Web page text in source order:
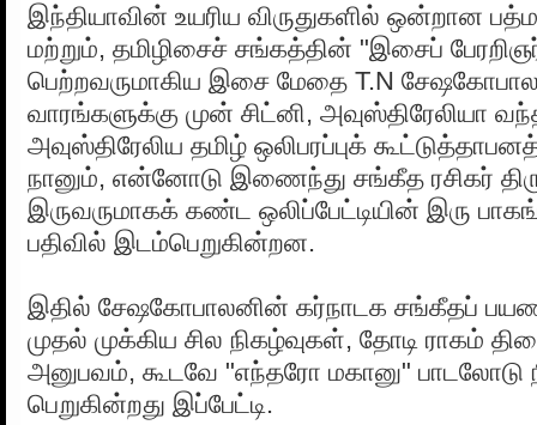
இந்தியாவின் உயரிய விருதுகளில் ஒன்றான
மற்றும், தமிழிசைச் சங்கத்தின் "இசைப்
பெற்றவருமாகிய இசை மேதை T.N
வாரங்களுக்கு முன் சிட்னி, அவுஸ்திரேலியா
அவுஸ்திரேலிய தமிழ் ஒலிபரப்புக்
நானும், என்னோடு இணைந்து சங்கீத ரசிகர்
இருவருமாகக் கண்ட ஒலிப்பேட்டியின் இரு
பதிவில் இடம்பெறுகின்றன.
இதில் சேஷகோபாலனின் கர்நாடக சங்கீதப்
முதல் முக்கிய சில நிகழ்வுகள், தோடி ராகம்
அனுபவம், கூடவே "எந்தரோ மகானு" பாடலோடு
பெறுகின்றது இப்பேட்டி.